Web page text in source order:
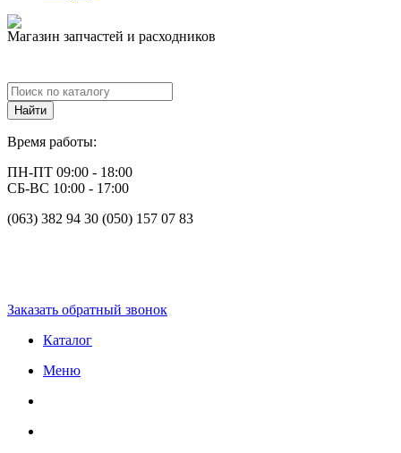
Магазин запчастей и расходников
Время работы:
ПН-ПТ 09:00 - 18:00
СБ-ВС 10:00 - 17:00
(063) 382 94 30 (050) 157 07 83
Заказать обратный звонок
Каталог
Меню